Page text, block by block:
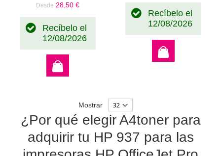
Desde 28,50 €
Recíbelo el
12/08/2026
Recíbelo el
12/08/2026
Mostrar
¿Por qué elegir A4toner para
adquirir tu HP 937 para las